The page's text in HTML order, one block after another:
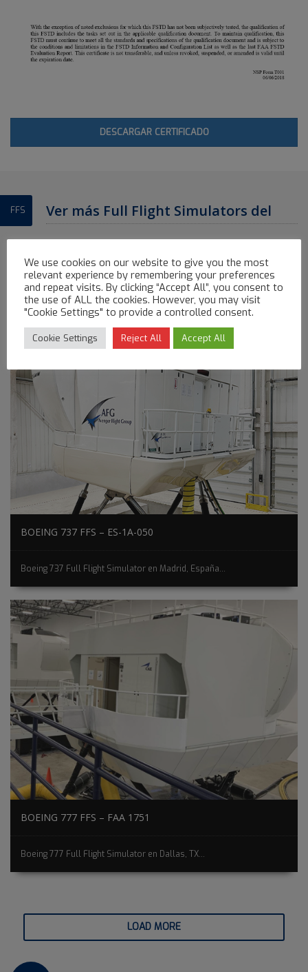
DESCARGAR CERTIFICADO
FFS
Ver más Full Flight Simulators del
Avenger Flight Group
ALL AIRBUS FFS ATR FFS BOEING FFS EMBRAER FFS
BOEING 737 FFS – ES-1A-050
Boeing 737 Full Flight Simulator en Madrid, España...
BOEING 777 FFS – FAA 1751
Boeing 777 Full Flight Simulator en Dallas, TX...
LOAD MORE
We use cookies on our website to give you the most
relevant experience by remembering your preferences
and repeat visits. By clicking “Accept All”, you consent to
the use of ALL the cookies. However, you may visit
"Cookie Settings" to provide a controlled consent.
Cookie Settings Reject All Accept All